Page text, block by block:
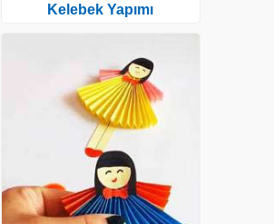
Kelebek Yapımı